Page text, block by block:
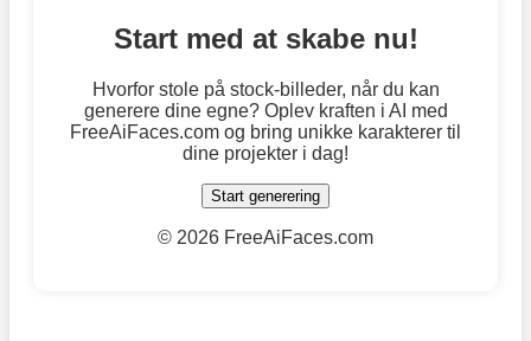
Start med at skabe nu!
Hvorfor stole på stock-billeder, når du kan
generere dine egne? Oplev kraften i AI med
FreeAiFaces.com og bring unikke karakterer til
dine projekter i dag!
Start generering
© 2026 FreeAiFaces.com